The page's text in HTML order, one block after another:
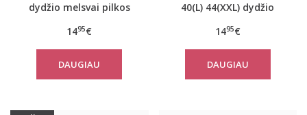
dydžio melsvai pilkos
medvilninė miego
palaidinė Mix Match LSL
TOP Buttons
1495€
DAUGIAU
40(L) 44(XXL) dydžio
moteriška medvilninė
miego palaidinė Mix
Match TOP SSL 01 X
1495€
DAUGIAU